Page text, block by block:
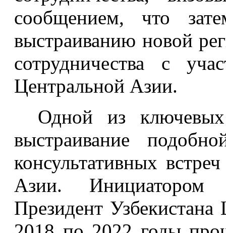
сообщением, что
выстраиванию новой
сотрудничества с
Центральной Азии.
Одной из
выстраивание
консультативных
Азии. Инициатором
Президент